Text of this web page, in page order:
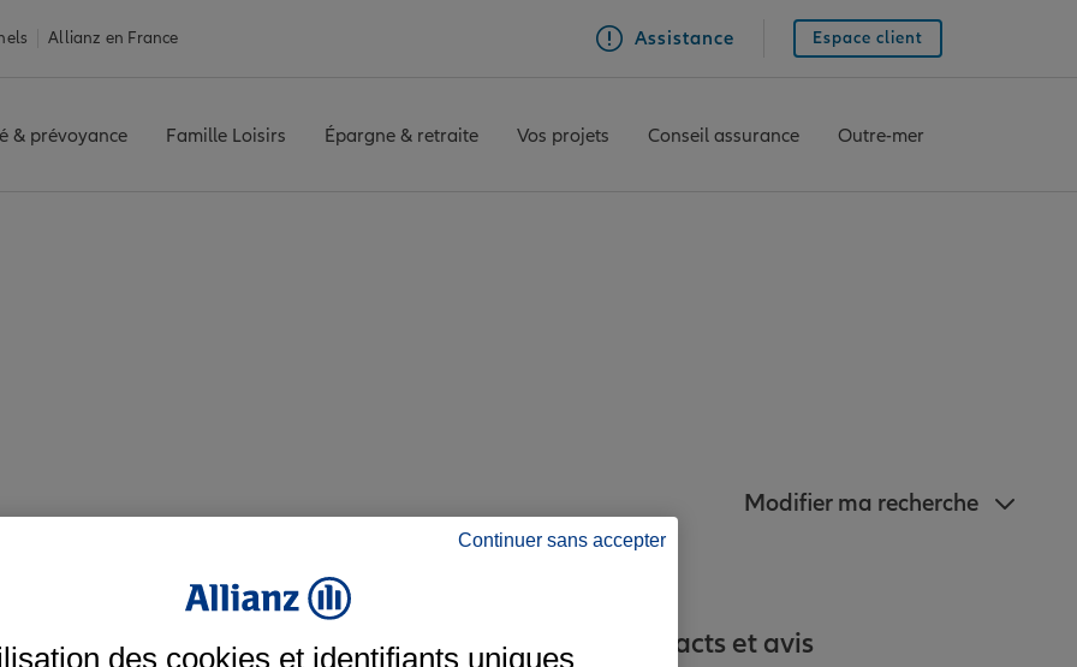
Allianz en France Assistance Espace client
& prévoyance Famille Loisirs Épargne & retraite Vos projets Conseil assurance Outre-mer
Modifier ma recherche
à Évian-les-Bains et aux alentours : adresses, contacts et avis
Continuer sans accepter
des cookies et identifiants uniques